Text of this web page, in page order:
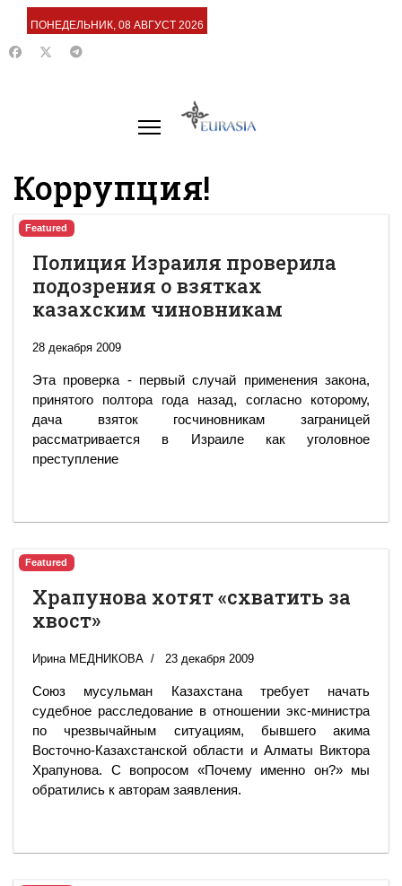
ПОНЕДЕЛЬНИК, 08 АВГУСТ 2026
Коррупция!
Featured
Полиция Израиля проверила
подозрения о взятках
казахским чиновникам
28 декабря 2009
Эта проверка - первый случай применения закона,
принятого полтора года назад, согласно которому,
дача взяток госчиновникам заграницей
рассматривается в Израиле как уголовное
преступление
Featured
Храпунова хотят «схватить за
хвост»
Ирина МЕДНИКОВА 23 декабря 2009
Союз мусульман Казахстана требует начать
судебное расследование в отношении экс-министра
по чрезвычайным ситуациям, бывшего акима
Восточно-Казахстанской области и Алматы Виктора
Храпунова. С вопросом «Почему именно он?» мы
обратились к авторам заявления.